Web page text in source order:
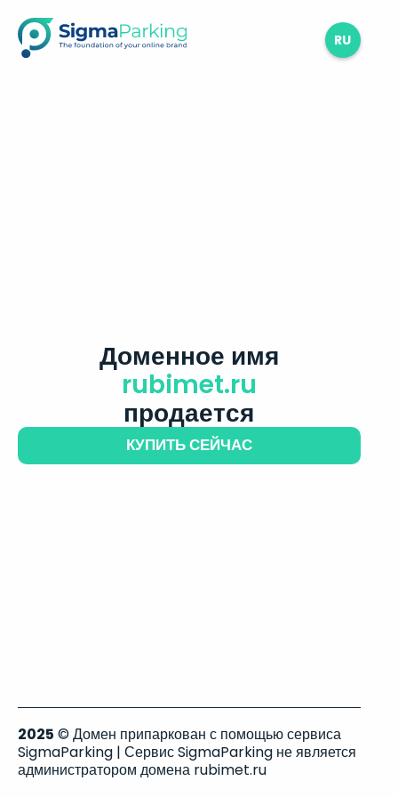
RU
Доменное имя
rubimet.ru
продается
КУПИТЬ СЕЙЧАС
2025 © Домен припаркован с помощью сервиса
SigmaParking | Сервис SigmaParking не является
администратором домена rubimet.ru